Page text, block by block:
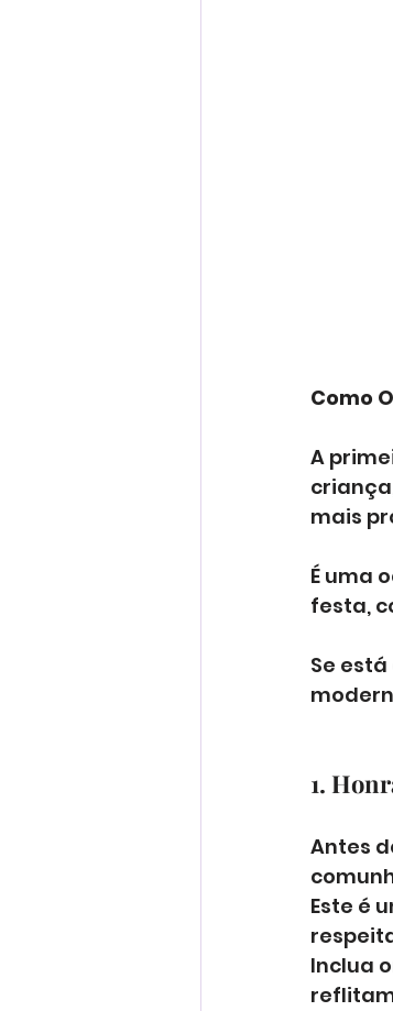
Como
A
mais
É uma
festa,
Se
1.
Antes
Este é
Inclua